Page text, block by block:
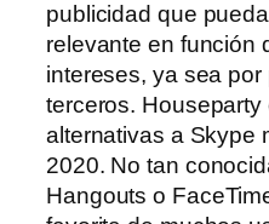
publicidad que
relevante en función
intereses, ya sea
terceros. Houseparty
alternativas a Skype
2020. No tan
Hangouts o